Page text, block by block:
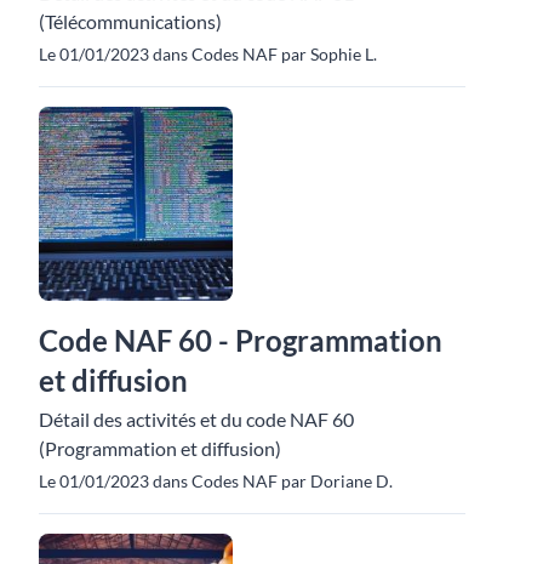
(Télécommunications)
Le 01/01/2023 dans Codes NAF par Sophie L.
Code NAF 60 - Programmation
et diffusion
Détail des activités et du code NAF 60
(Programmation et diffusion)
Le 01/01/2023 dans Codes NAF par Doriane D.